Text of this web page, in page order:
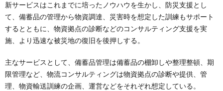
新サービスはこれまでに培ったノウハウを生かし、防災支援とし
て、備蓄品の管理から物資調達、災害時を想定した訓練もサポート
するとともに、物資拠点の診断などのコンサルティング支援を実
施、より迅速な被災地の復旧を後押しする。
主なサービスとして、備蓄品管理は備蓄品の棚卸しや整理整頓、期
限管理など、物流コンサルティングは物資拠点の診断や提供、管
理、物資輸送訓練の企画、運営などをそれぞれ想定している。